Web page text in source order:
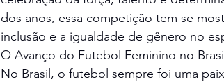
dos anos, essa competição tem se
inclusão e a igualdade de gênero no
O Avanço do Futebol Feminino no Brasil
No Brasil, o futebol sempre foi uma